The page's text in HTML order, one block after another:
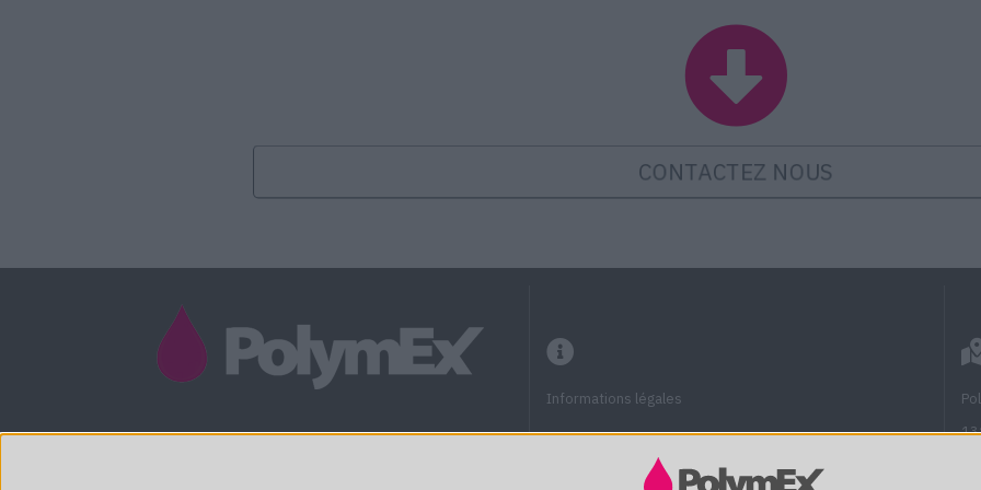
CONTACTEZ NOUS
Informations légales
Questions fréquentes